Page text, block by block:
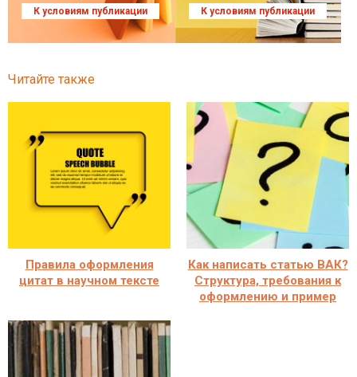
К условиям публикации К условиям публикации
Читайте также
Правила оформления
цитат в научном тексте
Как написать статью ВАК?
Структура, требования к
оформлению и пример